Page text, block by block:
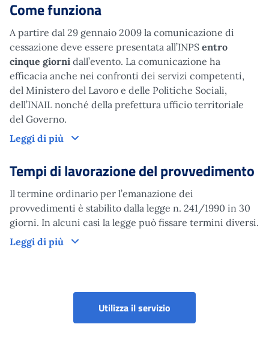
Come funziona
A partire dal 29 gennaio 2009 la comunicazione di
cessazione deve essere presentata all’INPS entro
cinque giorni dall’evento. La comunicazione ha
efficacia anche nei confronti dei servizi competenti,
del Ministero del Lavoro e delle Politiche Sociali,
dell’INAIL nonché della prefettura ufficio territoriale
del Governo.
Leggi di più
Come funziona
Tempi di lavorazione del provvedimento
Il termine ordinario per l’emanazione dei
provvedimenti è stabilito dalla legge n. 241/1990 in 30
giorni. In alcuni casi la legge può fissare termini diversi.
Leggi di più
Tempi di lavorazione del provvedimento
Utilizza il servizio